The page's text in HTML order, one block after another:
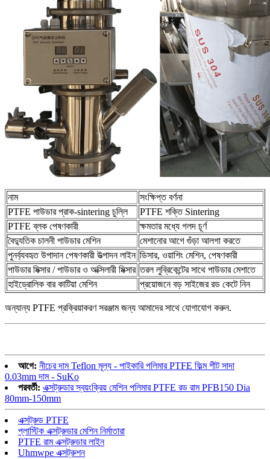
নাম
সংক্ষিপ্ত বর্ণনা
PTFE পাউডার প্রাক-sintering চুল্লি
PTFE শক্তি Sintering
PTFE ব্লক পেষণকারী
ক্ষমতার মধ্যে গলদ চূর্ণ
বৈদ্যুতিক চালনী পাউডার মেশিন
মেশানোর আগে গুঁড়া আলগা করতে
পুনর্ব্যবহৃত উপাদান পেষণকারী উত্পাদন লাইন ডিসার, ওয়াশিং মেশিন, পেষণকারী
পাউডার মিক্সার / পাউডার ও অক্সিলারী মিক্সার তরল লুব্রিকেন্টের সাথে পাউডার মেশাতে
হাইড্রোলিক বার কাটিয়া মেশিন
প্রয়োজনে বড় সাইজের রড কেটে নিন
অন্যান্য PTFE প্রক্রিয়াকরণ সরঞ্জাম জন্য আমাদের সাথে যোগাযোগ করুন.
আগে: নীচের দাম Teflon মূল্য - পাইকারি পলিমার PTFE ফিল্ম শীট সাদা
0.03mm দাম - SuKo
পরবর্তী: এক্সট্রুডার স্বয়ংক্রিয় মেশিন পলিমার PTFE রড রাম PFB150 Dia
80mm-150mm
এক্সট্রুড PTFE
প্লাস্টিক এক্সট্রুডার মেশিন নির্মাতারা
PTFE রাম এক্সট্রুডার লাইন
Uhmwpe এক্সট্রুশন